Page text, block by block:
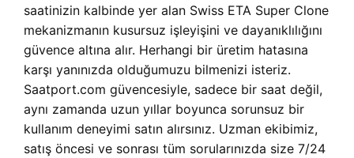
saatinizin kalbinde yer alan Swiss ETA Super Clone
mekanizmanın kusursuz işleyişini ve dayanıklılığını
güvence altına alır. Herhangi bir üretim hatasına
karşı yanınızda olduğumuzu bilmenizi isteriz.
Saatport.com güvencesiyle, sadece bir saat değil,
aynı zamanda uzun yıllar boyunca sorunsuz bir
kullanım deneyimi satın alırsınız. Uzman ekibimiz,
satış öncesi ve sonrası tüm sorularınızda size 7/24